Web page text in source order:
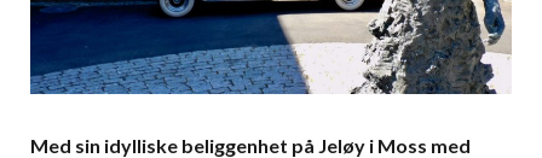
Med sin idylliske beliggenhet på Jeløy i Moss med